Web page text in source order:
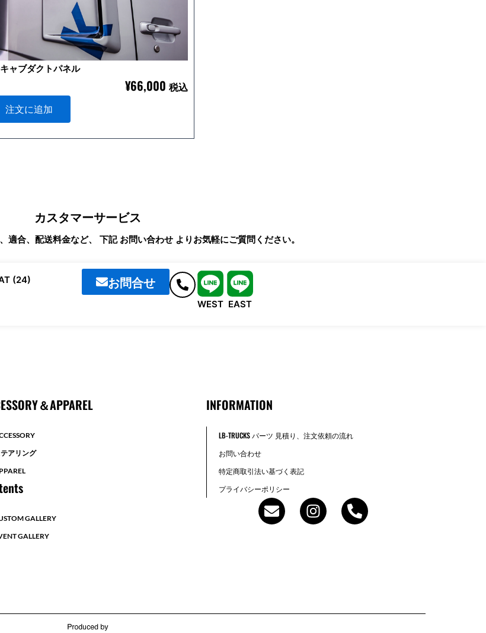
ャブダクトパネル
¥66,000 税込
注文に追加
カスタマーサービス
適合、配送料金など、 下記 お問い合わせ よりお気軽にご質問ください。
(24) お問合せ
WEST EAST
＆APPAREL
アリング
GALLERY
GALLERY
INFORMATION
LB-TRUCKS パーツ 見積り、注文依頼の流れ
お問い合わせ
特定商取引法い基づく表記
プライバシーポリシー
E
n
I
n
P
h